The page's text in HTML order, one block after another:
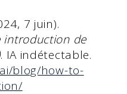
7 juin).
introduction de
. IA indétectable.
blog/how-to-